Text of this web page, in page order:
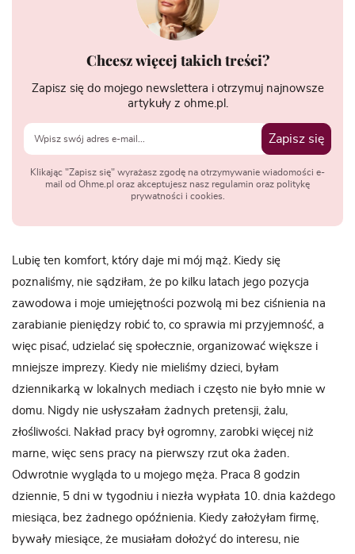
Chcesz więcej takich treści?
Zapisz się do mojego newslettera i otrzymuj najnowsze
artykuły z ohme.pl.
Zapisz się
Klikając "Zapisz się" wyrażasz zgodę na otrzymywanie wiadomości e-
mail od Ohme.pl oraz akceptujesz nasz regulamin oraz politykę
prywatności i cookies.
Lubię ten komfort, który daje mi mój mąż. Kiedy się
poznaliśmy, nie sądziłam, że po kilku latach jego pozycja
zawodowa i moje umiejętności pozwolą mi bez ciśnienia na
zarabianie pieniędzy robić to, co sprawia mi przyjemność, a
więc pisać, udzielać się społecznie, organizować większe i
mniejsze imprezy. Kiedy nie mieliśmy dzieci, byłam
dziennikarką w lokalnych mediach i często nie było mnie w
domu. Nigdy nie usłyszałam żadnych pretensji, żalu,
złośliwości. Nakład pracy był ogromny, zarobki więcej niż
marne, więc sens pracy na pierwszy rzut oka żaden.
Odwrotnie wygląda to u mojego męża. Praca 8 godzin
dziennie, 5 dni w tygodniu i niezła wypłata 10. dnia każdego
miesiąca, bez żadnego opóźnienia. Kiedy założyłam firmę,
bywały miesiące, że musiałam dołożyć do interesu, nie